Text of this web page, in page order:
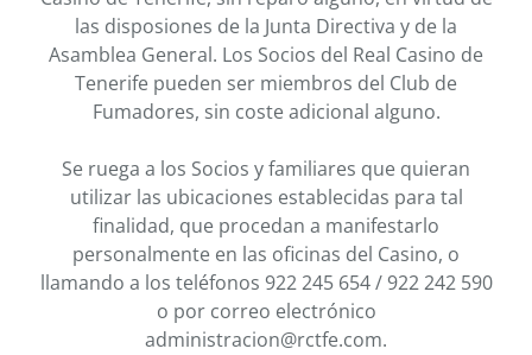
las disposiones de la Junta Directiva y de la
Asamblea General. Los Socios del Real Casino de
Tenerife pueden ser miembros del Club de
Fumadores, sin coste adicional alguno.
Se ruega a los Socios y familiares que quieran
utilizar las ubicaciones establecidas para tal
finalidad, que procedan a manifestarlo
personalmente en las oficinas del Casino, o
llamando a los teléfonos 922 245 654 / 922 242 590
o por correo electrónico
administracion@rctfe.com.